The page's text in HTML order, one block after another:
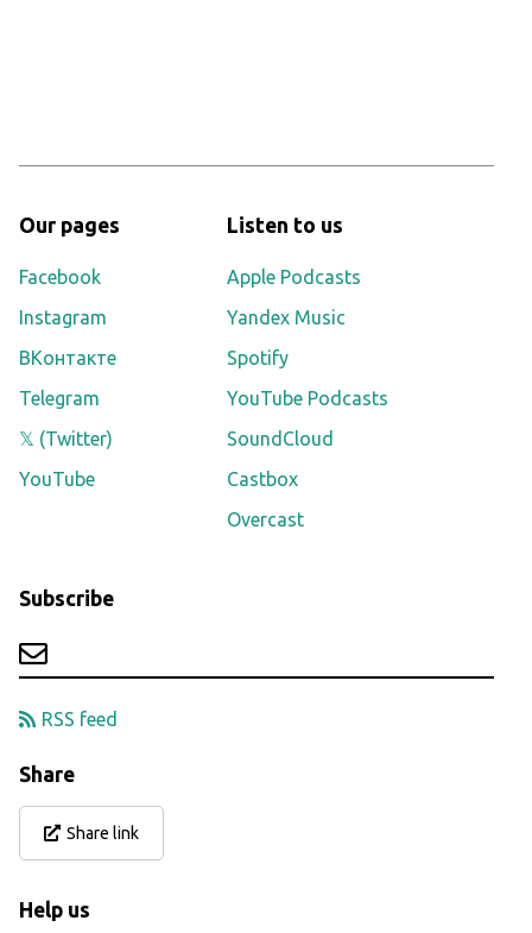
Our pages
Facebook
Instagram
ВКонтакте
Telegram
𝕏 (Twitter)
YouTube
Listen to us
Apple Podcasts
Yandex Music
Spotify
YouTube Podcasts
SoundCloud
Castbox
Overcast
Subscribe
RSS feed
Share
Share link
Help us